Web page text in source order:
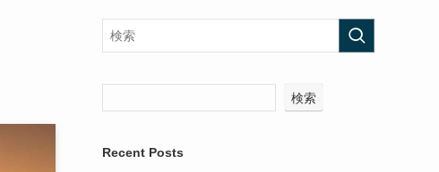
検索
Recent Posts